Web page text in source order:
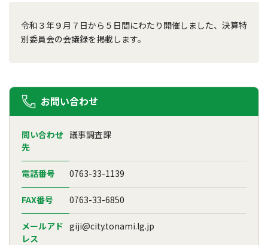
令和３年９月７日から５日間にわたり開催しました、決算特
別委員会の会議録を掲載します。
お問い合わせ
問い合わせ
先
議事調査課
電話番号 0763-33-1139
FAX番号 0763-33-6850
メールアド
レス
giji@city.tonami.lg.jp